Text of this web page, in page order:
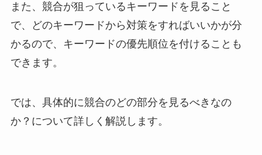
また、競合が狙っているキーワードを見ること
で、どのキーワードから対策をすればいいかが分
かるので、キーワードの優先順位を付けることも
できます。
では、具体的に競合のどの部分を見るべきなの
か？について詳しく解説します。